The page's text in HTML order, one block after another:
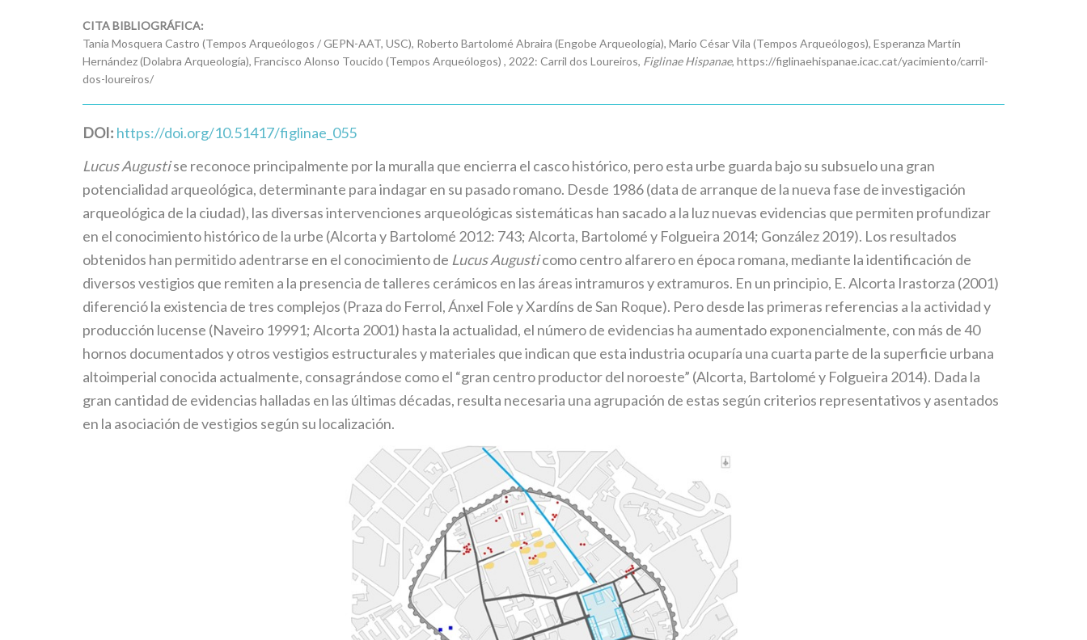
CITA BIBLIOGRÁFICA:
Tania Mosquera Castro (Tempos Arqueólogos / GEPN-AAT, USC), Roberto Bartolomé Abraira (Engobe Arqueología), Mario César Vila (Tempos Arqueólogos), Esperanza Martín
Hernández (Dolabra Arqueología), Francisco Alonso Toucido (Tempos Arqueólogos) , 2022: Carril dos Loureiros, Figlinae Hispanae, https://figlinaehispanae.icac.cat/yacimiento/carril-
dos-loureiros/
DOI: https://doi.org/10.51417/figlinae_055
Lucus Augustise reconoce principalmente por la muralla que encierra el casco histórico, pero esta urbe guarda bajo su subsuelo una gran
potencialidad arqueológica, determinante para indagar en su pasado romano. Desde 1986 (data de arranque de la nueva fase de investigación
arqueológica de la ciudad), las diversas intervenciones arqueológicas sistemáticas han sacado a la luz nuevas evidencias que permiten profundizar
en el conocimiento histórico de la urbe (Alcorta y Bartolomé 2012: 743; Alcorta, Bartolomé y Folgueira 2014; González 2019). Los resultados
obtenidos han permitido adentrarse en el conocimiento de Lucus Augusticomo centro alfarero en época romana, mediante la identificación de
diversos vestigios que remiten a la presencia de talleres cerámicos en las áreas intramuros y extramuros. En un principio, E. Alcorta Irastorza (2001)
diferenció la existencia de tres complejos (Praza do Ferrol, Ánxel Fole y Xardíns de San Roque). Pero desde las primeras referencias a la actividad y
producción lucense (Naveiro 19991; Alcorta 2001) hasta la actualidad, el número de evidencias ha aumentado exponencialmente, con más de 40
hornos documentados y otros vestigios estructurales y materiales que indican que esta industria ocuparía una cuarta parte de la superficie urbana
altoimperial conocida actualmente, consagrándose como el “gran centro productor del noroeste” (Alcorta, Bartolomé y Folgueira 2014). Dada la
gran cantidad de evidencias halladas en las últimas décadas, resulta necesaria una agrupación de estas según criterios representativos y asentados
en la asociación de vestigios según su localización.